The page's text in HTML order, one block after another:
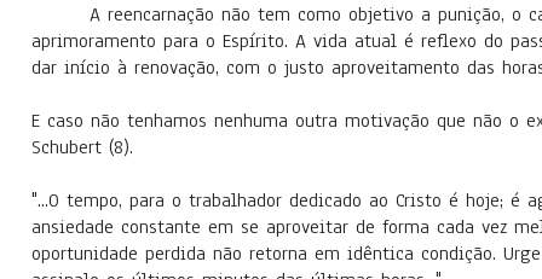
A reencarnação não tem como objetivo a punição, o
aprimoramento para o Espírito. A vida atual é reflexo do
dar início à renovação, com o justo aproveitamento das
E caso não tenhamos nenhuma outra motivação que não o
Schubert (8).
"...O tempo, para o trabalhador dedicado ao Cristo é hoje; é
ansiedade constante em se aproveitar de forma cada vez
oportunidade perdida não retorna em idêntica condição.